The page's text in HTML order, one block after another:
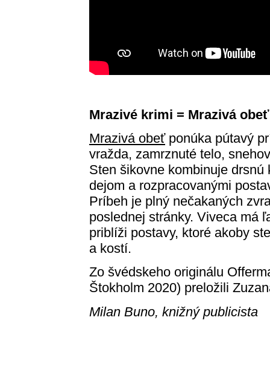
Mrazivé krimi = Mrazivá obeť
Mrazivá obeťponúka pútavý
vražda, zamrznuté telo,
Sten šikovne kombinuje
dejom a rozpracovanými
Príbeh je plný nečakaných
poslednej stránky. Viveca má
priblíži postavy, ktoré akoby
a kostí.
Zo švédskeho originálu
Štokholm 2020) preložili
Milan Buno, knižný publicista